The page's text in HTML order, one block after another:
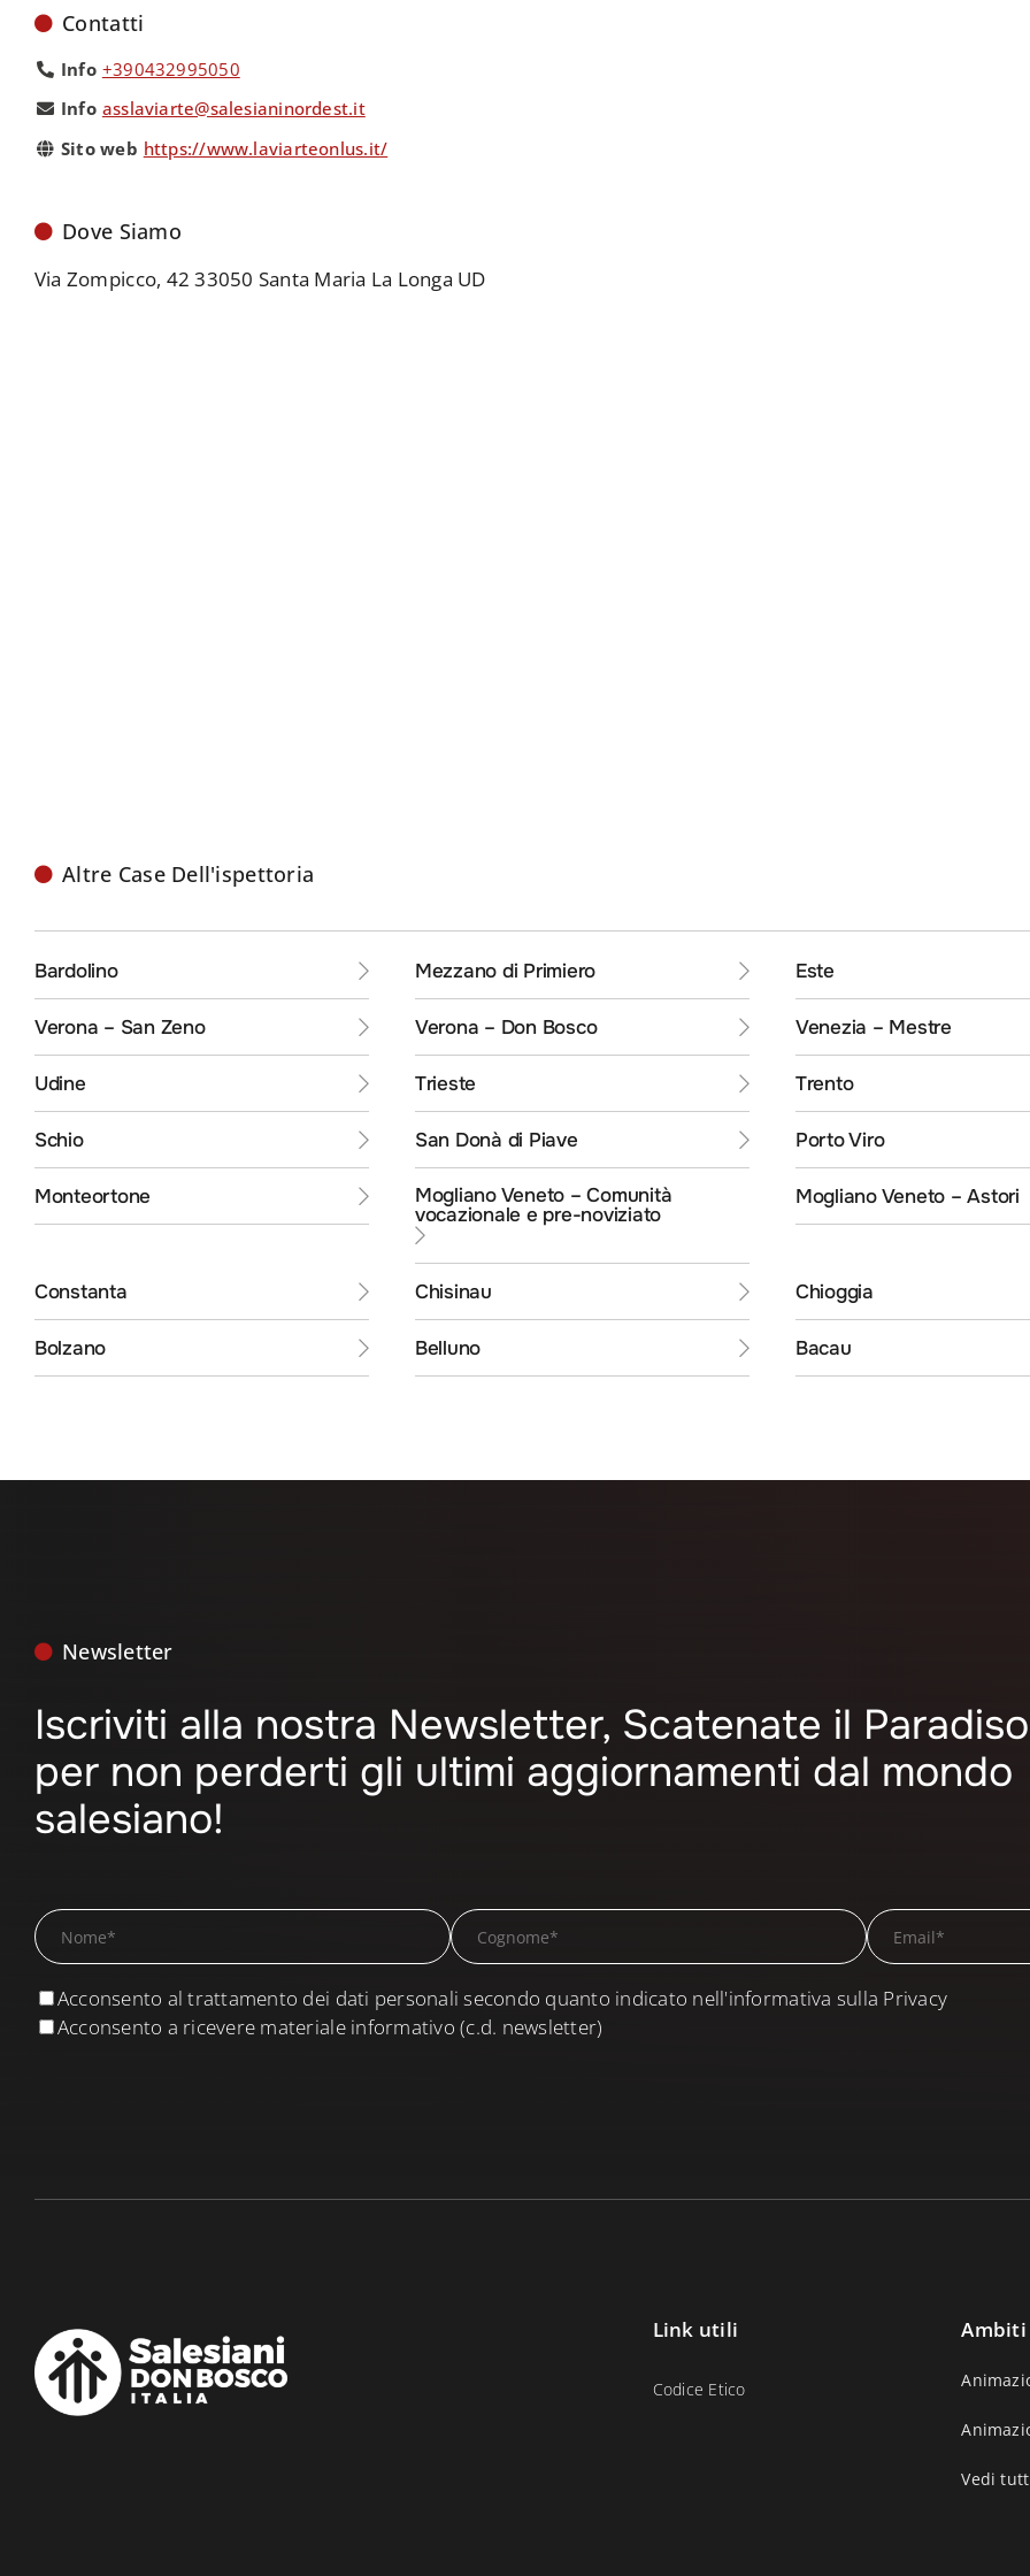
Contatti
Info +390432995050
Info asslaviarte@salesianinordest.it
Sito web https://www.laviarteonlus.it/
Dove Siamo
Via Zompicco, 42 33050 Santa Maria La Longa UD
Altre Case Dell'ispettoria
Bardolino Mezzano di Primiero Este
Verona – San Zeno Verona – Don Bosco Venezia – Mestre
Udine Trieste Trento
Schio San Donà di Piave Porto Viro
Monteortone
Mogliano Veneto – Comunità
vocazionale e pre-noviziato
Mogliano Veneto – Astori
Constanta Chisinau Chioggia
Bolzano Belluno Bacau
Newsletter
Iscriviti alla nostra Newsletter, Scatenate il
per non perderti gli ultimi aggiornamenti dal mondo
salesiano!
Acconsento al trattamento dei dati personali secondo quanto indicato nell'informativa sulla Privacy
Acconsento a ricevere materiale informativo (c.d. newsletter)
Link utili
Codice Etico
Ambiti
Vedi